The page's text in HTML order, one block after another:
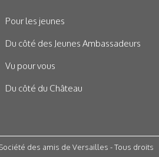
Pour les jeunes
Du côté des Jeunes Ambassadeurs
Vu pour vous
Du côté du Château
des amis de Versailles - Tous droits